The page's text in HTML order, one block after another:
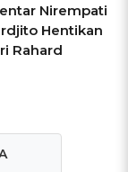
Nirempati
Hentikan
Rahard